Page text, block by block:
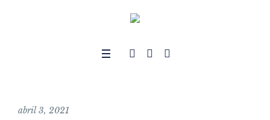
abril 3, 2021